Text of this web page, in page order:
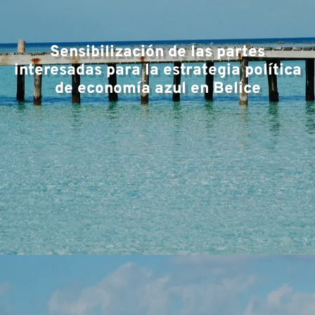
Sensibilización de las partes
interesadas para la estrategia política
de economía azul en Belice